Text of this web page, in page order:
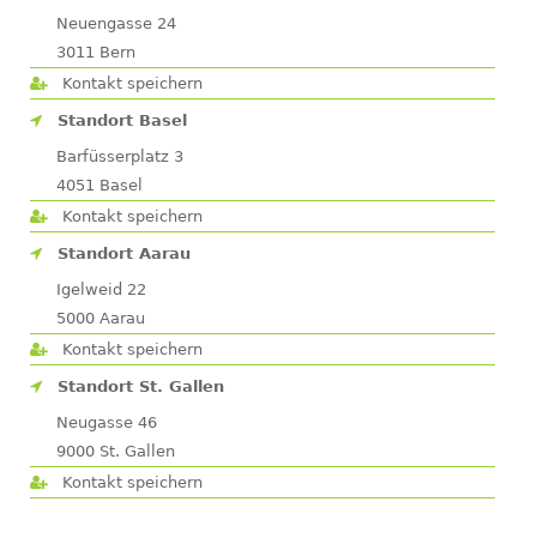
Neuengasse 24
3011 Bern
Kontakt speichern
Standort Basel
Barfüsserplatz 3
4051 Basel
Kontakt speichern
Standort Aarau
Igelweid 22
5000 Aarau
Kontakt speichern
Standort St. Gallen
Neugasse 46
9000 St. Gallen
Kontakt speichern